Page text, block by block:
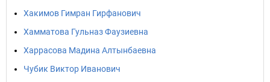
Хакимов Гимран Гирфанович
Хамматова Гульназ Фаузиевна
Харрасова Мадина Алтынбаевна
Чубик Виктор Иванович